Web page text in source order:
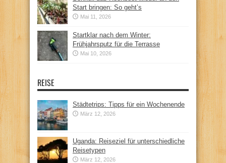
Start bringen: So geht’s
Mai 11, 2026
Startklar nach dem Winter:
Frühjahrsputz für die Terrasse
Mai 10, 2026
REISE
Städtetrips: Tipps für ein Wochenende
März 12, 2026
Uganda: Reiseziel für unterschiedliche
Reisetypen
März 12, 2026